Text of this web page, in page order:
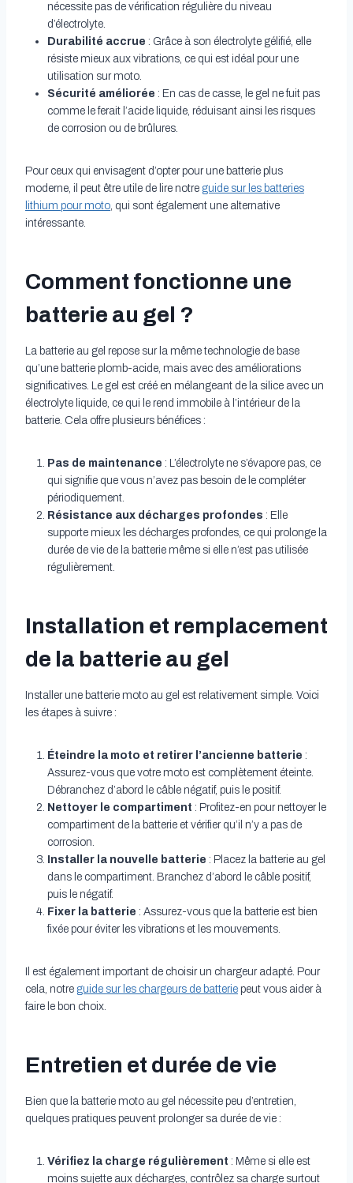
nécessite pas de vérification régulière du niveau
d’électrolyte.
Durabilité accrue : Grâce à son électrolyte gélifié, elle
résiste mieux aux vibrations, ce qui est idéal pour une
utilisation sur moto.
Sécurité améliorée : En cas de casse, le gel ne fuit pas
comme le ferait l’acide liquide, réduisant ainsi les risques
de corrosion ou de brûlures.
Pour ceux qui envisagent d’opter pour une batterie plus
moderne, il peut être utile de lire notre guide sur les batteries
lithium pour moto, qui sont également une alternative
intéressante.
Comment fonctionne une
batterie au gel ?
La batterie au gel repose sur la même technologie de base
qu’une batterie plomb-acide, mais avec des améliorations
significatives. Le gel est créé en mélangeant de la silice avec un
électrolyte liquide, ce qui le rend immobile à l’intérieur de la
batterie. Cela offre plusieurs bénéfices :
Pas de maintenance : L’électrolyte ne s’évapore pas, ce
qui signifie que vous n’avez pas besoin de le compléter
périodiquement.
Résistance aux décharges profondes : Elle
supporte mieux les décharges profondes, ce qui prolonge la
durée de vie de la batterie même si elle n’est pas utilisée
régulièrement.
Installation et remplacement
de la batterie au gel
Installer une batterie moto au gel est relativement simple. Voici
les étapes à suivre :
Éteindre la moto et retirer l’ancienne batterie :
Assurez-vous que votre moto est complètement éteinte.
Débranchez d’abord le câble négatif, puis le positif.
Nettoyer le compartiment : Profitez-en pour nettoyer le
compartiment de la batterie et vérifier qu’il n’y a pas de
corrosion.
Installer la nouvelle batterie : Placez la batterie au gel
dans le compartiment. Branchez d’abord le câble positif,
puis le négatif.
Fixer la batterie : Assurez-vous que la batterie est bien
fixée pour éviter les vibrations et les mouvements.
Il est également important de choisir un chargeur adapté. Pour
cela, notre guide sur les chargeurs de batterie peut vous aider à
faire le bon choix.
Entretien et durée de vie
Bien que la batterie moto au gel nécessite peu d’entretien,
quelques pratiques peuvent prolonger sa durée de vie :
Vérifiez la charge régulièrement : Même si elle est
moins sujette aux décharges, contrôlez sa charge surtout